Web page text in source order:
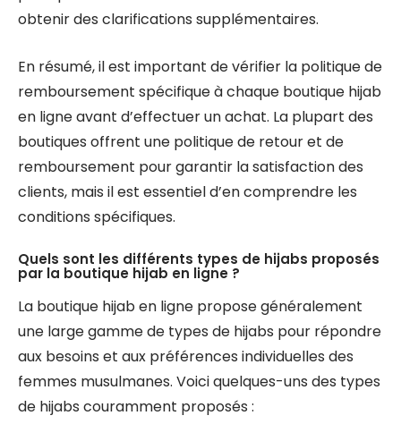
obtenir des clarifications supplémentaires.
En résumé, il est important de vérifier la politique de
remboursement spécifique à chaque boutique hijab
en ligne avant d’effectuer un achat. La plupart des
boutiques offrent une politique de retour et de
remboursement pour garantir la satisfaction des
clients, mais il est essentiel d’en comprendre les
conditions spécifiques.
Quels sont les différents types de hijabs proposés
par la boutique hijab en ligne ?
La boutique hijab en ligne propose généralement
une large gamme de types de hijabs pour répondre
aux besoins et aux préférences individuelles des
femmes musulmanes. Voici quelques-uns des types
de hijabs couramment proposés :